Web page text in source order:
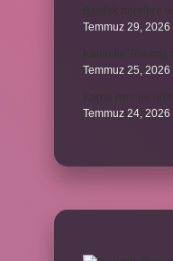
Temmuz 29, 2026
Temmuz 25, 2026
Temmuz 24, 2026